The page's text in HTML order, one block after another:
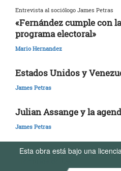
Entrevista al sociólogo James Petras
«Fernández cumple con
programa electoral»
Mario Hernandez
Estados Unidos y
James Petras
Julian Assange y la
James Petras
Esta obra está bajo una